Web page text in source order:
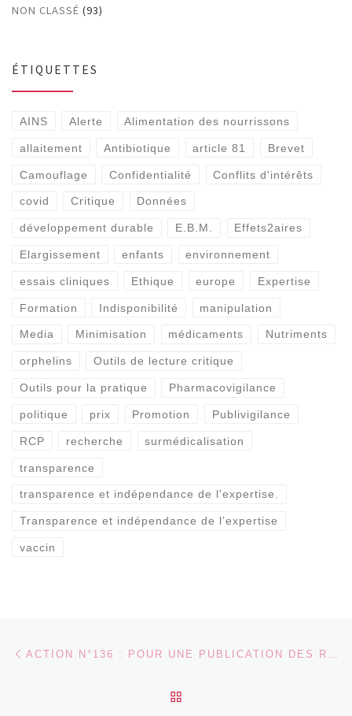
NON CLASSÉ (93)
ÉTIQUETTES
AINS Alerte Alimentation des nourrissons
allaitement Antibiotique article 81 Brevet
Camouflage Confidentialité Conflits d'intérêts
covid Critique Données
développement durable E.B.M. Effets2aires
Elargissement enfants environnement
essais cliniques Ethique europe Expertise
Formation Indisponibilité manipulation
Media Minimisation médicaments Nutriments
orphelins Outils de lecture critique
Outils pour la pratique Pharmacovigilance
politique prix Promotion Publivigilance
RCP recherche surmédicalisation
transparence
transparence et indépendance de l'expertise.
Transparence et indépendance de l’expertise
vaccin
Parcourir les articles